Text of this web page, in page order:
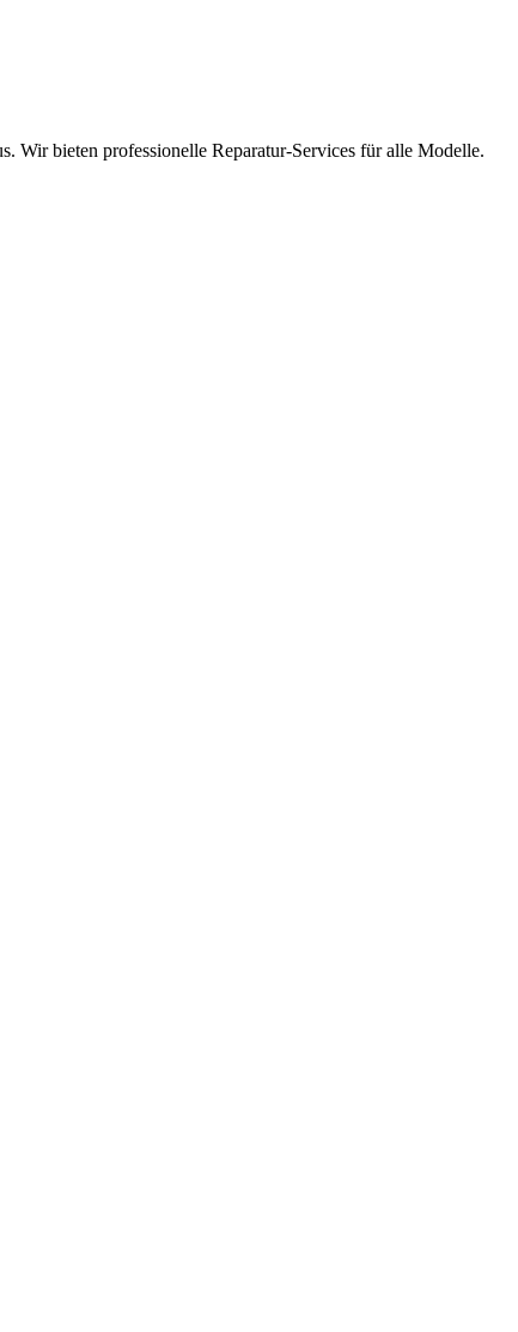
Wir bieten professionelle Reparatur-Services für alle Modelle.